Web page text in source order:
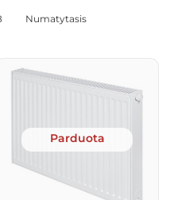
Numatytasis
Parduota